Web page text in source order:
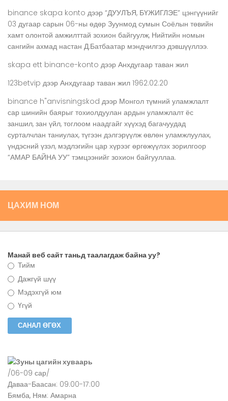
binance skapa konto дээр “ДУУЛЪЯ, БҮЖИГЛЭЕ” цэнгүүнийг
03 дугаар сарын 06-ны өдөр Зуунмод сумын Соёлын төвийн
хамт олонтой амжилттай зохион байгуулж, Нийтийн номын
сангийн ахмад настан Д.Батбаатар мэндчилгээ дэвшүүллээ.
skapa ett binance-konto дээр Анхдугаар таван жил
123betvip дээр Анхдугаар таван жил 1962.02.20
binance h"anvisningskod дээр Монгол түмний уламжлалт
сар шинийн баярыг тохиолдуулан ардын уламжлалт ёс
заншил, зан үйл, тоглоом наадгайг хүүхэд багачуудад
сурталчлан таниулах, түгээн дэлгэрүүлж өвлөн уламжлуулах,
үндэсний үзэл, мэдлэгийн цар хүрээг өргөжүүлэх зорилгоор
“АМАР БАЙНА УУ” тэмцээнийг зохион байгууллаа.
ЦАХИМ НОМ
Манай веб сайт таньд таалагдаж байна уу?
Тийм
Дажгүй шүү
Мэдэхгүй юм
Үгүй
Зуны цагийн хуваарь
/06-09 сар/
Даваа-Баасан: 09:00-17:00
Бямба, Ням: Амарна